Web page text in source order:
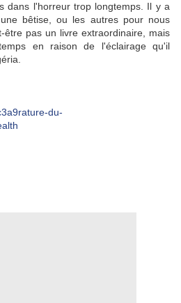
dans l'horreur trop longtemps. Il y a
bêtise, ou les autres pour nous
être pas un livre extraordinaire, mais
en raison de l'éclairage qu'il